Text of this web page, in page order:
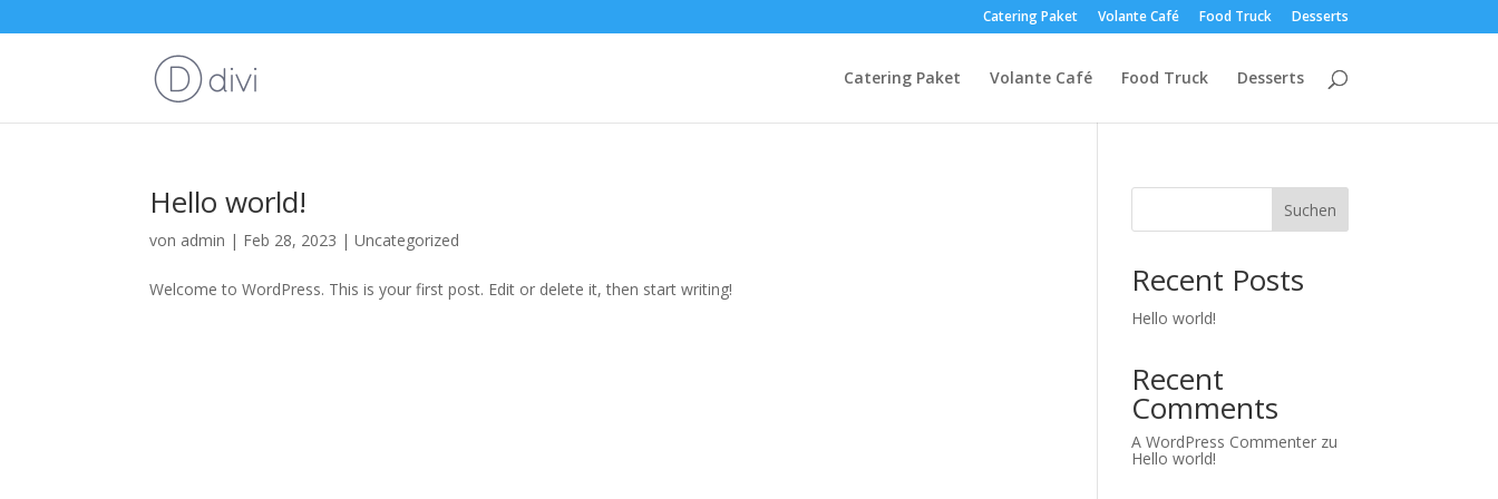
Catering Paket Volante Café Food Truck Desserts
Catering Paket Volante Café Food Truck Desserts
Hello world!
von admin | Feb 28, 2023 |Uncategorized
Welcome to WordPress. This is your first post. Edit or delete it, then start writing!
Suchen
Recent Posts
Hello world!
Recent
Comments
A WordPress Commenter zu
Hello world!